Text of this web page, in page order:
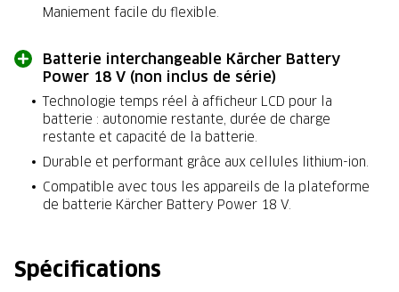
Maniement facile du flexible.
Batterie interchangeable Kärcher Battery
Power 18 V (non inclus de série)
Technologie temps réel à afficheur LCD pour la
batterie : autonomie restante, durée de charge
restante et capacité de la batterie.
Durable et performant grâce aux cellules lithium-ion.
Compatible avec tous les appareils de la plateforme
de batterie Kärcher Battery Power 18 V.
Spécifications